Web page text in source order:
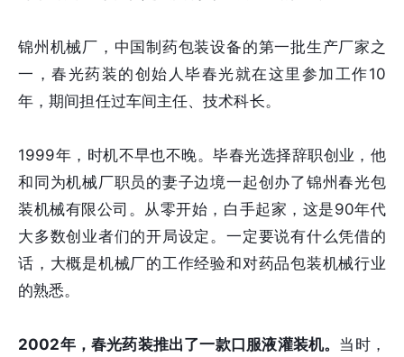
锦州机械厂，中国制药包装设备的第一批生产厂家之
一，春光药装的创始人毕春光就在这里参加工作10
年，期间担任过车间主任、技术科长。
1999年，时机不早也不晚。毕春光选择辞职创业，他
和同为机械厂职员的妻子边境一起创办了锦州春光包
装机械有限公司。从零开始，白手起家，这是90年代
大多数创业者们的开局设定。一定要说有什么凭借的
话，大概是机械厂的工作经验和对药品包装机械行业
的熟悉。
2002年，春光药装推出了一款口服液灌装机。 当时，